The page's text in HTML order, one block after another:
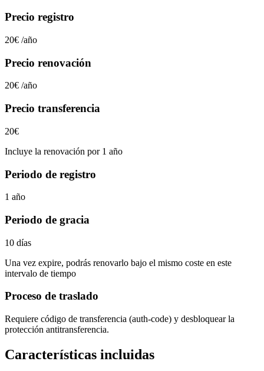
Precio registro
20€ /año
Precio renovación
20€ /año
Precio transferencia
20€
Incluye la renovación por 1 año
Periodo de registro
1 año
Periodo de gracia
10 días
Una vez expire, podrás renovarlo bajo el mismo coste en este
intervalo de tiempo
Proceso de traslado
Requiere código de transferencia (auth-code) y desbloquear la
protección antitransferencia.
Características incluidas